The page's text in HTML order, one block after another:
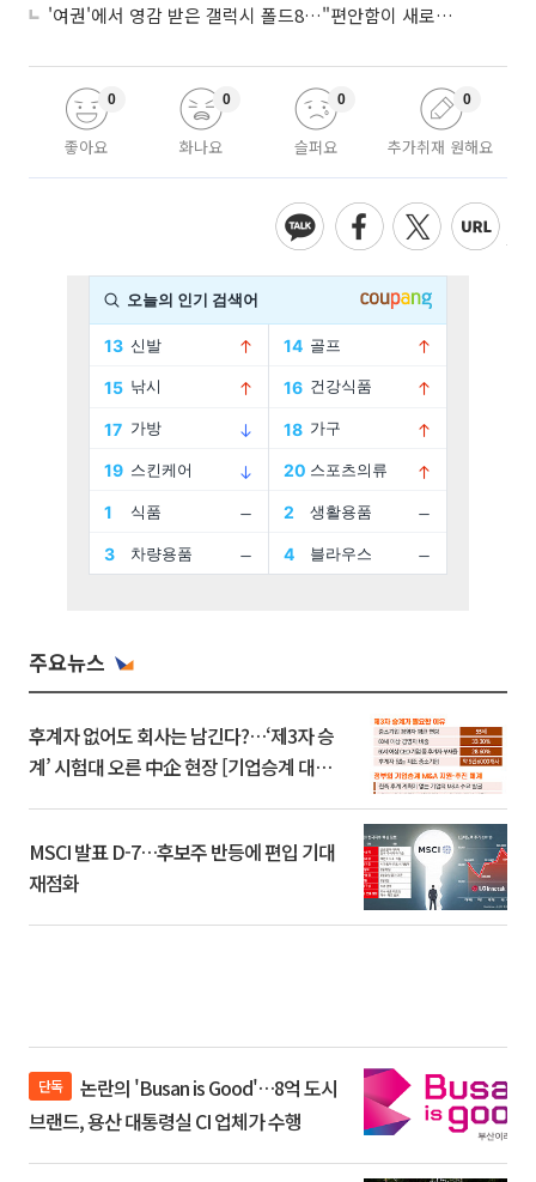
'여권'에서 영감 받은 갤럭시 폴드8…"편안함이 새로운 디자인 경쟁력"
좋아요
0
화나요
0
슬퍼요
0
추가취재 원해요
0
주요뉴스
후계자 없어도 회사는 남긴다?…‘제3자 승
계’ 시험대 오른 中企 현장 [기업승계 대전
MSCI 발표 D-7…후보주 반등에 편입 기대
재점화
단독
브랜드, 용산 대통령실 CI 업체가 수행